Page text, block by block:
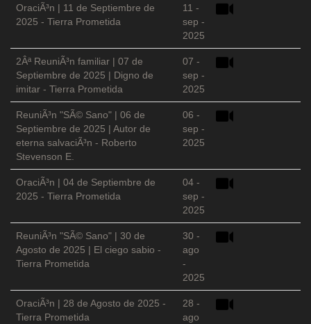
OraciÃ³n | 11 de Septiembre de
2025 - Tierra Prometida
11 -
sep -
2025
2Âª ReuniÃ³n familiar | 07 de
Septiembre de 2025 | Digno de
imitar - Tierra Prometida
07 -
sep -
2025
ReuniÃ³n "SÃ© Sano" | 06 de
Septiembre de 2025 | Autor de
eterna salvaciÃ³n - Roberto
Stevenson E.
06 -
sep -
2025
OraciÃ³n | 04 de Septiembre de
2025 - Tierra Prometida
04 -
sep -
2025
ReuniÃ³n "SÃ© Sano" | 30 de
Agosto de 2025 | El ciego sabio -
Tierra Prometida
30 -
ago
-
2025
OraciÃ³n | 28 de Agosto de 2025 -
Tierra Prometida
28 -
ago